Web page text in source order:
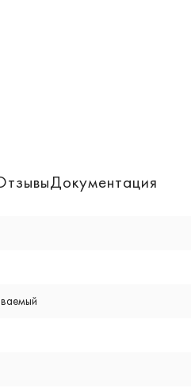
Документация